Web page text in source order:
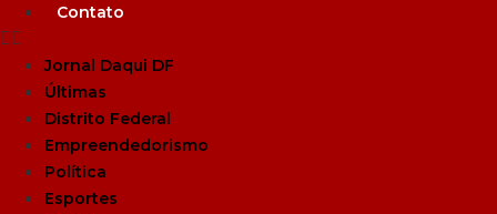
Contato
Jornal Daqui DF
Últimas
Distrito Federal
Empreendedorismo
Política
Esportes